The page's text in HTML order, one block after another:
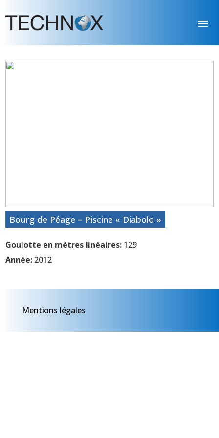
Bourg de Péage – Piscine « Diabolo »
Goulotte en mètres linéaires: 129
Année: 2012
Mentions légales